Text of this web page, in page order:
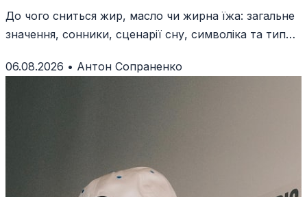
До чого сниться жир, масло чи жирна їжа: загальне
значення, сонники, сценарії сну, символіка та типові
06.08.2026 • Антон Сопраненко